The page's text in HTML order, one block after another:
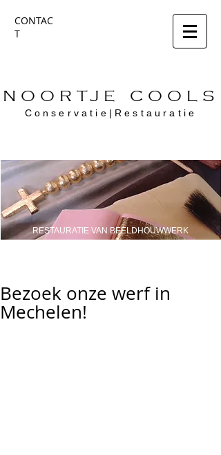
CONTAC
T
NOORTJE COOLS
Conservatie|Restauratie
RESTAURATIE VAN BEELDHOUWWERK
Bezoek onze werf in
Mechelen!